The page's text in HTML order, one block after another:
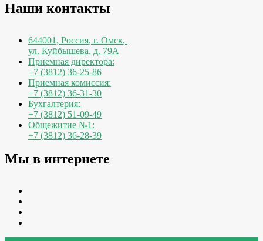
Наши контакты
644001, Россия, г. Омск,
ул. Куйбышева, д. 79А
Приемная директора:
+7 (3812) 36-25-86
Приемная комиссия:
+7 (3812) 36-31-30
Бухгалтерия:
+7 (3812) 51-09-49
Общежитие №1:
+7 (3812) 36-28-39
Мы в интернете